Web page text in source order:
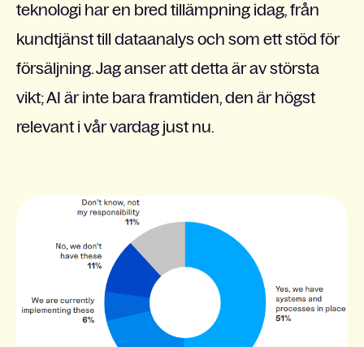
teknologi har en bred tillämpning idag, från
kundtjänst till dataanalys och som ett stöd för
försäljning. Jag anser att detta är av största
vikt; AI är inte bara framtiden, den är högst
relevant i vår vardag just nu.